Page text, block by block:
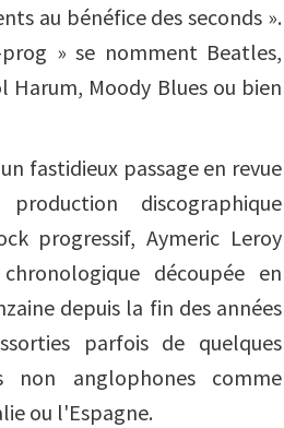
au bénéfice des seconds ».
» se nomment Beatles,
Harum, Moody Blues ou bien
fastidieux passage en revue
discographique
progressif, Aymeric Leroy
découpée en
depuis la fin des années
parfois de quelques
non anglophones comme
ou l'Espagne.